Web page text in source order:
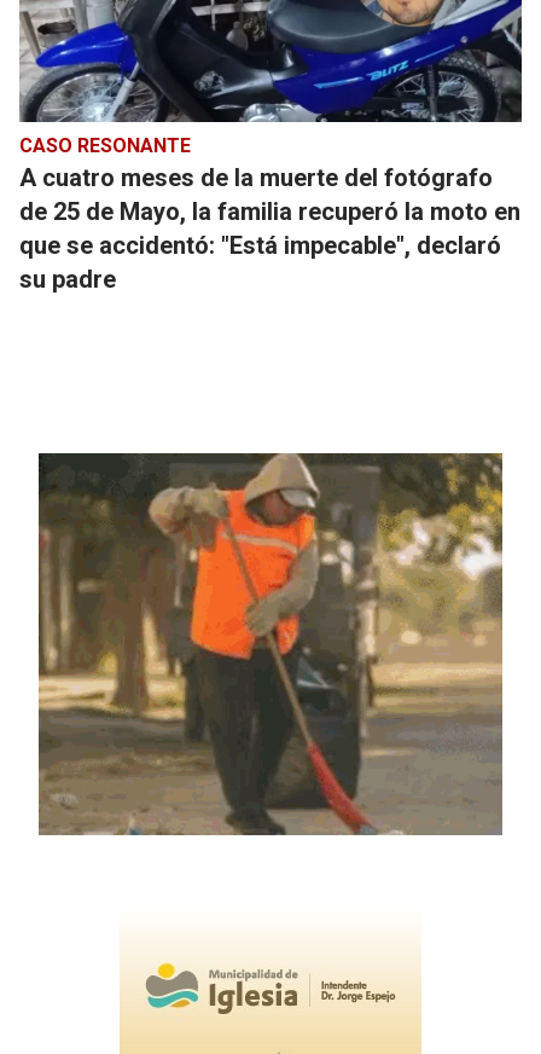
CASO RESONANTE
A cuatro meses de la muerte del fotógrafo
de 25 de Mayo, la familia recuperó la moto en
que se accidentó: "Está impecable", declaró
su padre